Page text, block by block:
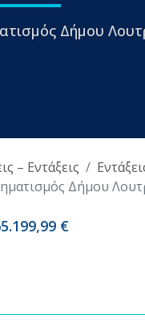
Δήμου
– Εντάξεις
Δήμου
€